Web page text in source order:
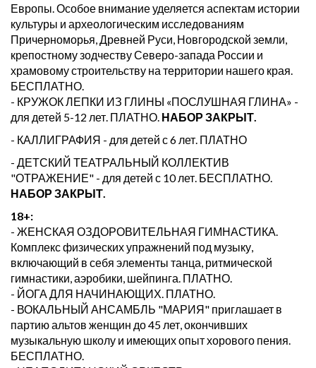
Европы. Особое внимание уделяется аспектам истории
культуры и археологическим исследованиям
Причерноморья, Древней Руси, Новгородской земли,
крепостному зодчеству Северо-запада России и
храмовому строительству на территории нашего края.
БЕСПЛАТНО.
- КРУЖОК ЛЕПКИ ИЗ ГЛИНЫ «ПОСЛУШНАЯ ГЛИНА» -
для детей 5-12 лет. ПЛАТНО. НАБОР ЗАКРЫТ.
- КАЛЛИГРАФИЯ - для детей с 6 лет. ПЛАТНО
- ДЕТСКИЙ ТЕАТРАЛЬНЫЙ КОЛЛЕКТИВ
"ОТРАЖЕНИЕ" - для детей с 10 лет. БЕСПЛАТНО.
НАБОР ЗАКРЫТ.
18+:
- ЖЕНСКАЯ ОЗДОРОВИТЕЛЬНАЯ ГИМНАСТИКА.
Комплекс физических упражнений под музыку,
включающий в себя элементы танца, ритмической
гимнастики, аэробики, шейпинга. ПЛАТНО.
- ЙОГА ДЛЯ НАЧИНАЮЩИХ. ПЛАТНО.
- ВОКАЛЬНЫЙ АНСАМБЛЬ "МАРИЯ" приглашает в
партию альтов женщин до 45 лет, окончивших
музыкальную школу и имеющих опыт хорового пения.
БЕСПЛАТНО.